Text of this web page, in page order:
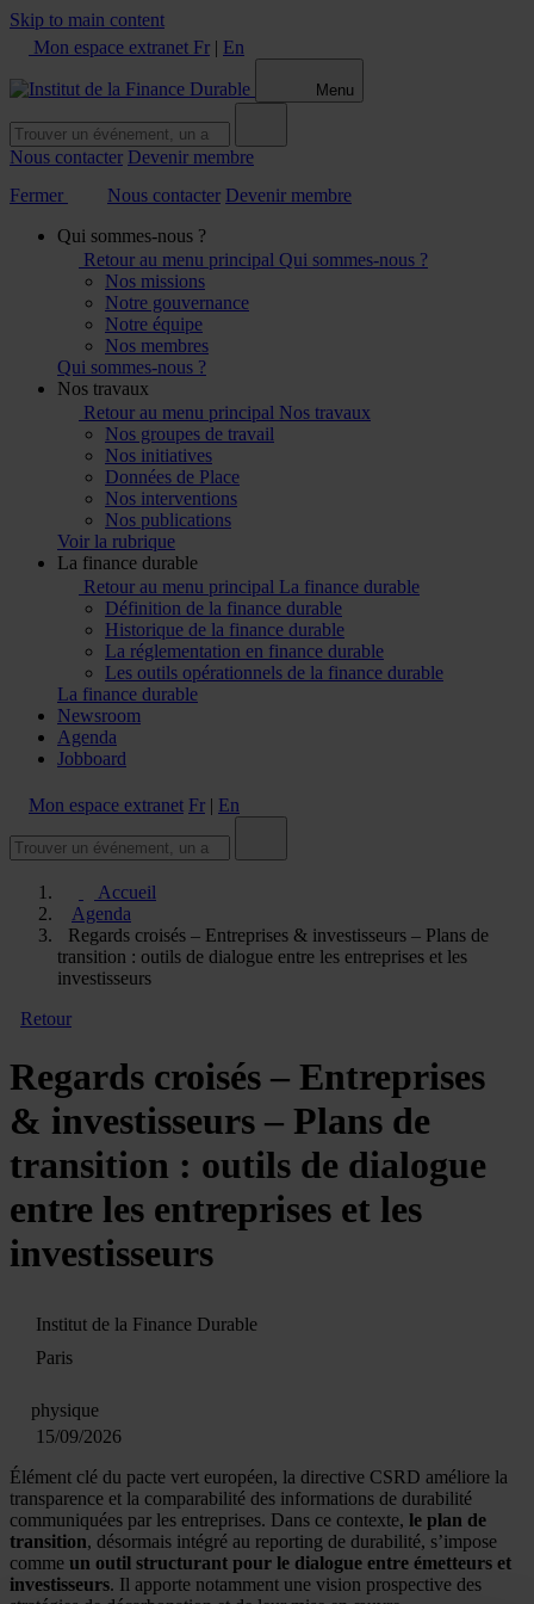
Skip to main content
Mon espace extranet Fr | En
Menu
Nous contacter Devenir membre
Fermer
Nous contacter Devenir membre
Qui sommes-nous ?
Retour au menu principal Qui sommes-nous ?
Nos missions
Notre gouvernance
Notre équipe
Nos membres
Qui sommes-nous ?
Nos travaux
Retour au menu principal Nos travaux
Nos groupes de travail
Nos initiatives
Données de Place
Nos interventions
Nos publications
Voir la rubrique
La finance durable
Retour au menu principal La finance durable
Définition de la finance durable
Historique de la finance durable
La réglementation en finance durable
Les outils opérationnels de la finance durable
La finance durable
Newsroom
Agenda
Jobboard
Mon espace extranet Fr | En
Accueil
Agenda
Regards croisés – Entreprises & investisseurs – Plans de
transition : outils de dialogue entre les entreprises et les
investisseurs
Retour
Regards croisés – Entreprises
& investisseurs – Plans de
transition : outils de dialogue
entre les entreprises et les
investisseurs
Institut de la Finance Durable
Paris
physique
15/09/2026
Élément clé du pacte vert européen, la directive CSRD améliore la
transparence et la comparabilité des informations de durabilité
communiquées par les entreprises. Dans ce contexte, le plan de
transition, désormais intégré au reporting de durabilité, s’impose
comme un outil structurant pour le dialogue entre émetteurs et
investisseurs. Il apporte notamment une vision prospective des